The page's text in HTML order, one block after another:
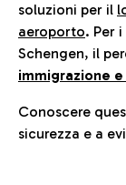
soluzioni per il
aeroporto. Per
Schengen, il
immigrazione
Conoscere
sicurezza e a